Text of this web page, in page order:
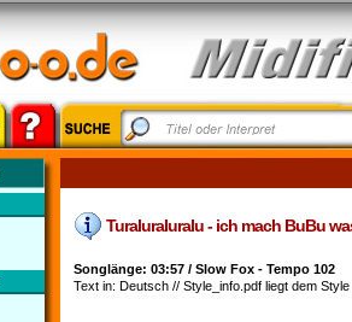
Turaluraluralu - ich mach BuBu
Songlänge: 03:57 / Slow Fox - Tempo 102
Text in: Deutsch // Style_info.pdf liegt dem Style